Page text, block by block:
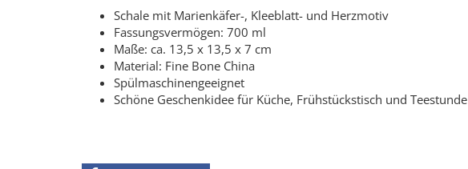
Schale mit Marienkäfer-, Kleeblatt- und Herzmotiv
Fassungsvermögen: 700 ml
Maße: ca. 13,5 x 13,5 x 7 cm
Material: Fine Bone China
Spülmaschinengeeignet
Schöne Geschenkidee für Küche, Frühstückstisch und Teestunde